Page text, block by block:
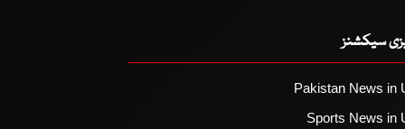
سیکشنز
Pakistan News in
Sports News in